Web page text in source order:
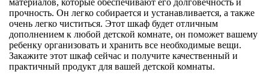
материалов, которые обеспечивают его долговечность и
прочность. Он легко собирается и устанавливается, а также
очень легко чиститься. Этот шкаф будет отличным
дополнением к любой детской комнате, он поможет вашему
ребенку организовать и хранить все необходимые вещи.
Закажите этот шкаф сейчас и получите качественный и
практичный продукт для вашей детской комнаты.